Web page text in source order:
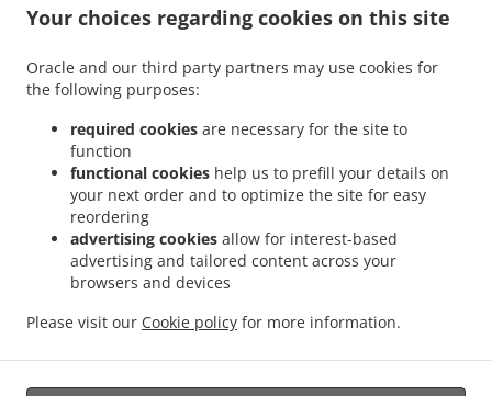
Your choices regarding cookies on this site
Oracle and our third party partners may use cookies for
the following purposes:
required cookies are necessary for the site to
function
functional cookies help us to prefill your details on
your next order and to optimize the site for easy
reordering
advertising cookies allow for interest-based
advertising and tailored content across your
browsers and devices
Please visit our Cookie policy for more information.
Order ahead
Liên hệ chúng tôi
CÁC PHƯƠNG THỨC THANH TOÁN ĐƯỢC CHẤP NHẬN